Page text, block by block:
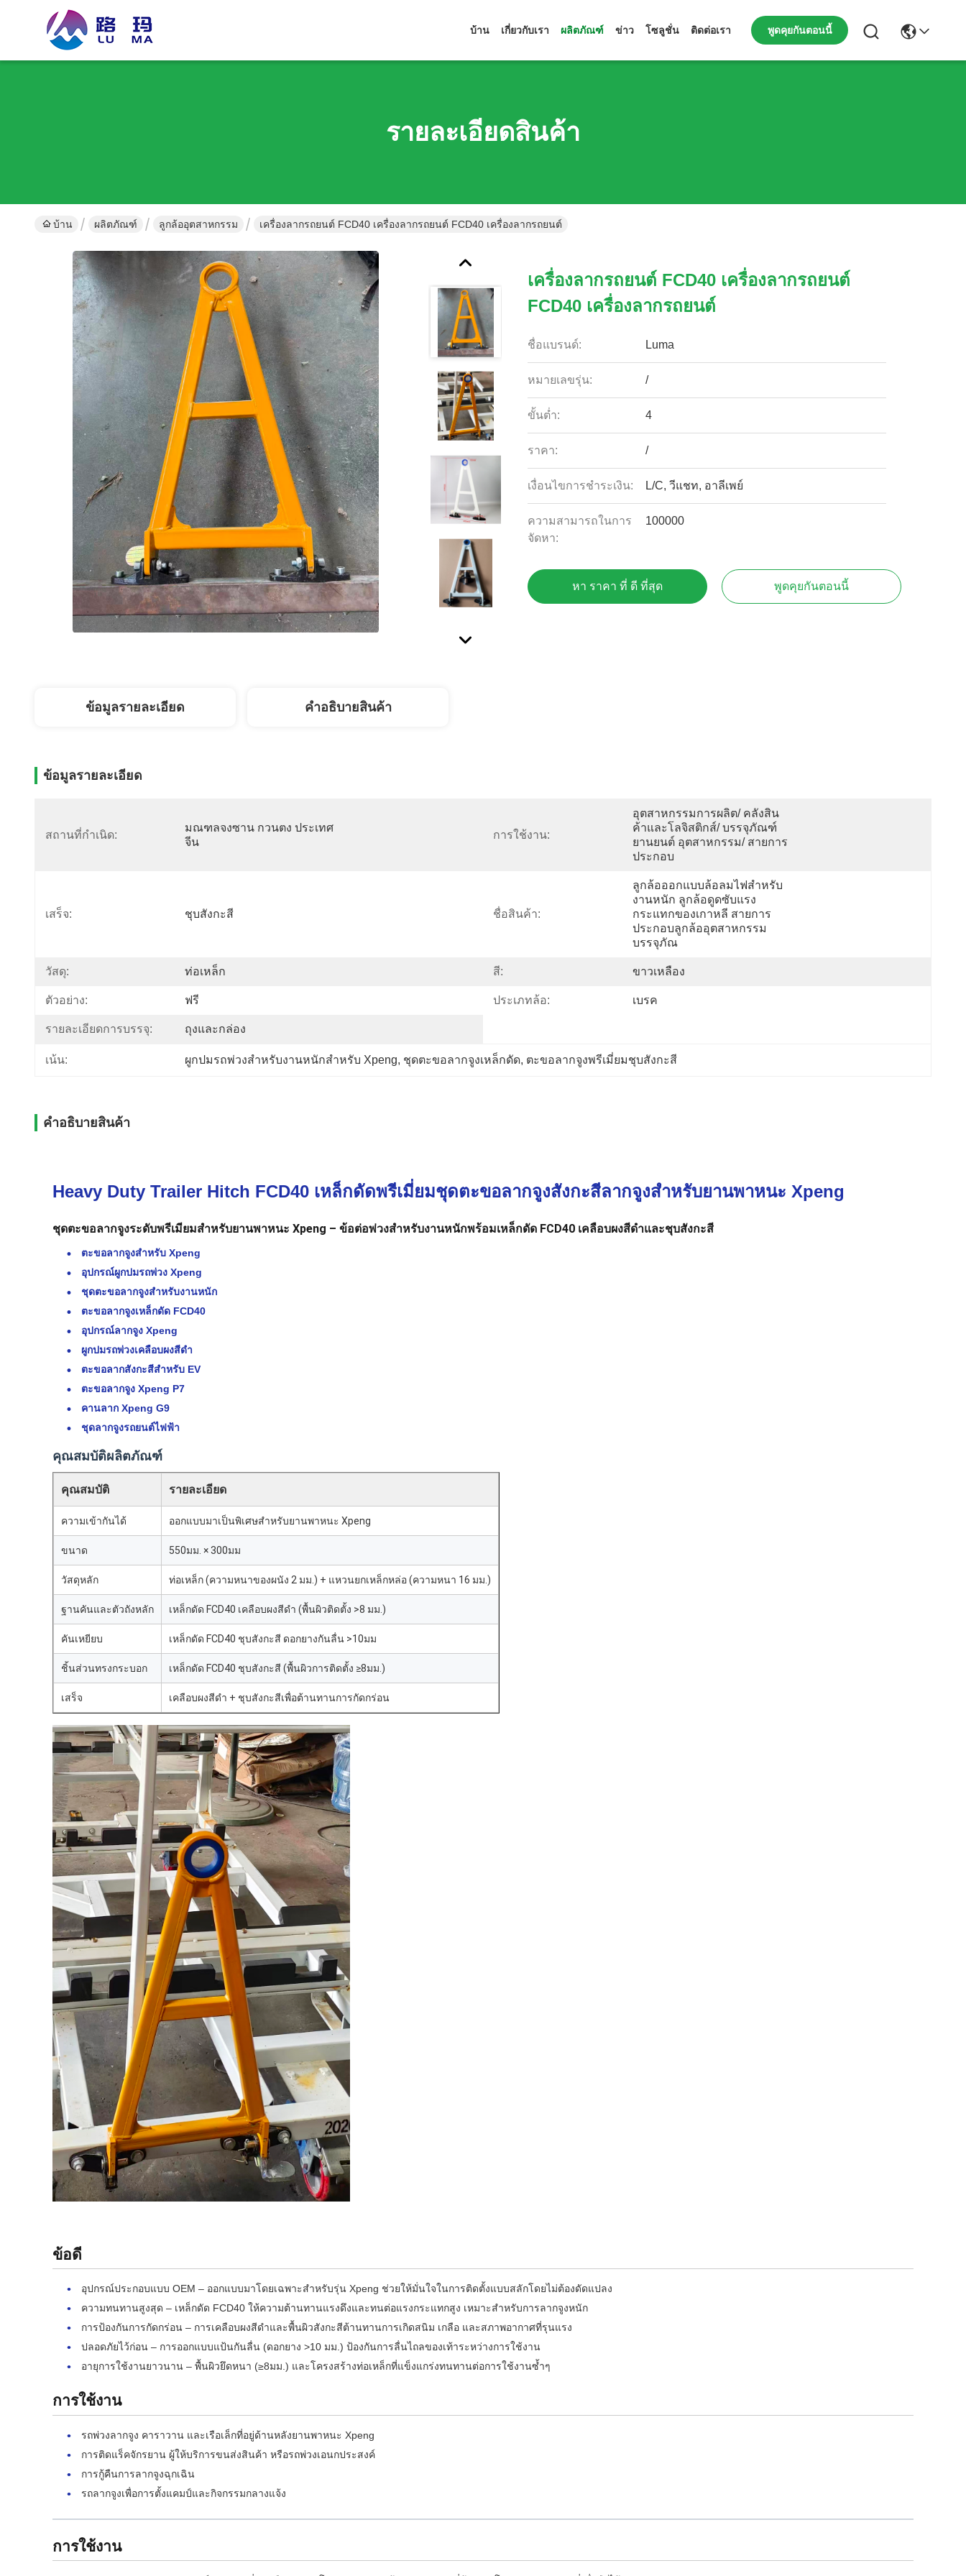
บ้าน เกี่ยวกับเรา ผลิตภัณฑ์ ข่าว โซลูชั่น ติดต่อเรา พูดคุยกันตอนนี้
รายละเอียดสินค้า
บ้าน ผลิตภัณฑ์ ลูกล้ออุตสาหกรรม เครื่องลากรถยนต์ FCD40 เครื่องลากรถยนต์ FCD40 เครื่องลากรถยนต์
เครื่องลากรถยนต์ FCD40 เครื่องลากรถยนต์
FCD40 เครื่องลากรถยนต์
ชื่อแบรนด์: Luma
หมายเลขรุ่น: /
ขั้นต่ำ: 4
ราคา: /
เงื่อนไขการชำระเงิน: L/C, วีแชท, อาลีเพย์
ความสามารถในการ
จัดหา:
100000
หา ราคา ที่ ดี ที่สุด พูดคุยกันตอนนี้
ข้อมูลรายละเอียด คําอธิบายสินค้า
ข้อมูลรายละเอียด
สถานที่กำเนิด:
มณฑลจงซาน กวนตง ประเทศ
จีน
การใช้งาน:
อุตสาหกรรมการผลิต/ คลังสิน
ค้าและโลจิสติกส์/ บรรจุภัณฑ์
ยานยนต์ อุตสาหกรรม/ สายการ
ประกอบ
เสร็จ: ชุบสังกะสี ชื่อสินค้า:
ลูกล้อออกแบบล้อลมไฟสำหรับ
งานหนัก ลูกล้อดูดซับแรง
กระแทกของเกาหลี สายการ
ประกอบลูกล้ออุตสาหกรรม
บรรจุภัณ
วัสดุ: ท่อเหล็ก สี: ขาวเหลือง
ตัวอย่าง: ฟรี ประเภทล้อ: เบรค
รายละเอียดการบรรจุ: ถุงและกล่อง
เน้น: ผูกปมรถพ่วงสำหรับงานหนักสำหรับ Xpeng, ชุดตะขอลากจูงเหล็กดัด, ตะขอลากจูงพรีเมี่ยมชุบสังกะสี
คําอธิบายสินค้า
Heavy Duty Trailer Hitch FCD40 เหล็กดัดพรีเมี่ยมชุดตะขอลากจูงสังกะสีลากจูงสำหรับยานพาหนะ Xpeng
ชุดตะขอลากจูงระดับพรีเมียมสำหรับยานพาหนะ Xpeng – ข้อต่อพ่วงสำหรับงานหนักพร้อมเหล็กดัด FCD40 เคลือบผงสีดำและชุบสังกะสี
ตะขอลากจูงสำหรับ Xpeng
อุปกรณ์ผูกปมรถพ่วง Xpeng
ชุดตะขอลากจูงสำหรับงานหนัก
ตะขอลากจูงเหล็กดัด FCD40
อุปกรณ์ลากจูง Xpeng
ผูกปมรถพ่วงเคลือบผงสีดำ
ตะขอลากสังกะสีสำหรับ EV
ตะขอลากจูง Xpeng P7
คานลาก Xpeng G9
ชุดลากจูงรถยนต์ไฟฟ้า
คุณสมบัติผลิตภัณฑ์
คุณสมบัติ รายละเอียด
ความเข้ากันได้ ออกแบบมาเป็นพิเศษสำหรับยานพาหนะ Xpeng
ขนาด 550มม. × 300มม
วัสดุหลัก ท่อเหล็ก (ความหนาของผนัง 2 มม.) + แหวนยกเหล็กหล่อ (ความหนา 16 มม.)
ฐานคันและตัวถังหลัก เหล็กดัด FCD40 เคลือบผงสีดำ (พื้นผิวติดตั้ง >8 มม.)
คันเหยียบ เหล็กดัด FCD40 ชุบสังกะสี ดอกยางกันลื่น >10มม
ชิ้นส่วนทรงกระบอก เหล็กดัด FCD40 ชุบสังกะสี (พื้นผิวการติดตั้ง ≥8มม.)
เสร็จ เคลือบผงสีดำ + ชุบสังกะสีเพื่อต้านทานการกัดกร่อน
ข้อดี
อุปกรณ์ประกอบแบบ OEM – ออกแบบมาโดยเฉพาะสำหรับรุ่น Xpeng ช่วยให้มั่นใจในการติดตั้งแบบสลักโดยไม่ต้องดัดแปลง
ความทนทานสูงสุด – เหล็กดัด FCD40 ให้ความต้านทานแรงดึงและทนต่อแรงกระแทกสูง เหมาะสำหรับการลากจูงหนัก
การป้องกันการกัดกร่อน – การเคลือบผงสีดำและพื้นผิวสังกะสีต้านทานการเกิดสนิม เกลือ และสภาพอากาศที่รุนแรง
ปลอดภัยไว้ก่อน – การออกแบบแป้นกันลื่น (ดอกยาง >10 มม.) ป้องกันการลื่นไถลของเท้าระหว่างการใช้งาน
อายุการใช้งานยาวนาน – พื้นผิวยึดหนา (≥8มม.) และโครงสร้างท่อเหล็กที่แข็งแกร่งทนทานต่อการใช้งานซ้ำๆ
การใช้งาน
รถพ่วงลากจูง คาราวาน และเรือเล็กที่อยู่ด้านหลังยานพาหนะ Xpeng
การติดแร็คจักรยาน ผู้ให้บริการขนส่งสินค้า หรือรถพ่วงเอนกประสงค์
การกู้คืนการลากจูงฉุกเฉิน
รถลากจูงเพื่อการตั้งแคมป์และกิจกรรมกลางแจ้ง
การใช้งาน